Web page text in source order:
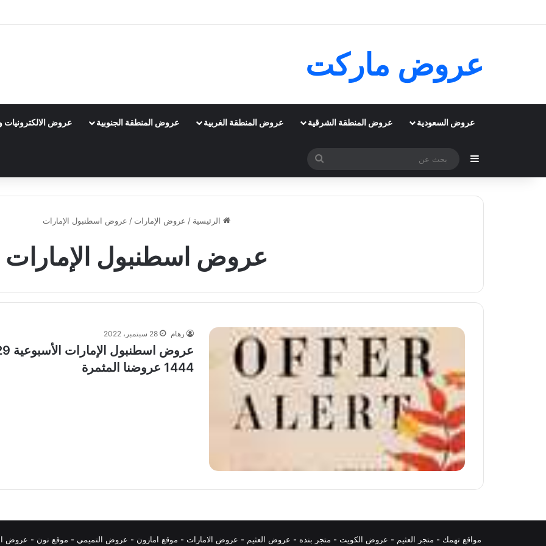
عروض ماركت
عروض السعودية عروض المنطقة الشرقية عروض المنطقة الغربية عروض المنطقة الجنوبية عروض الالكترونيات و
إضافة عمود جانبي
عن
الرئيسية / عروض الإمارات / عروض اسطنبول الإمارات
عروض اسطنبول الإمارات
رهام 28 سبتمبر، 2022
1444 عروضنا المثمرة
مواقع تهمك - متجر العثيم - عروض الكويت - متجر بنده - عروض العثيم - عروض الامارات - موقع امازون - عروض التميمي - موقع نون - عروض